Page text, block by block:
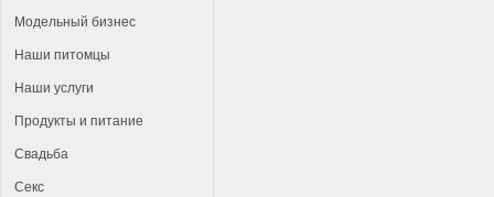
Модельный бизнес
Наши питомцы
Наши услуги
Продукты и питание
Свадьба
Секс